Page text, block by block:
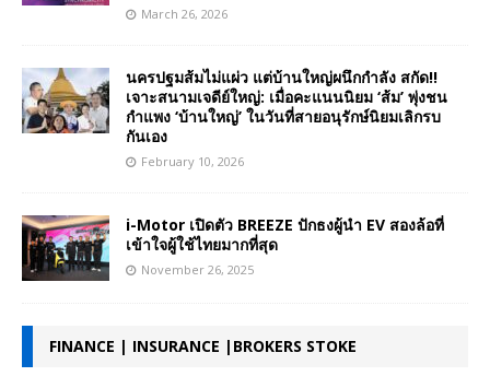
March 26, 2026
นครปฐมส้มไม่แผ่ว แต่บ้านใหญ่ผนึกกำลัง สกัด!!
เจาะสนามเจดีย์ใหญ่: เมื่อคะแนนนิยม ‘ส้ม’ พุ่งชน
กำแพง ‘บ้านใหญ่’ ในวันที่สายอนุรักษ์นิยมเลิกรบ
กันเอง
February 10, 2026
i-Motor เปิดตัว BREEZE ปักธงผู้นำ EV สองล้อที่
เข้าใจผู้ใช้ไทยมากที่สุด
November 26, 2025
FINANCE | INSURANCE |BROKERS STOKE